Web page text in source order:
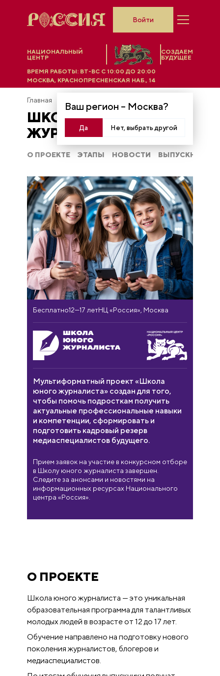
НАЦИОНАЛЬНЫЙ
ЦЕНТР
СОЗДАЕМ
БУДУЩЕЕ
Ваш регион – Москва?
Да Нет, выбрать другой
ВРЕМЯ РАБОТЫ: ВТ-ВС C 10:00 ДО 20:00
МОСКВА, КРАСНОПРЕСНЕНСКАЯ НАБ., 14
Войти
Главная
ШКОЛА ЮНОГО
ЖУРНАЛИСТА
О ПРОЕКТЕ ЭТАПЫ НОВОСТИ ВЫПУСКНИКИ
Бесплатно12—17 летНЦ «Россия», Москва
Мультиформатный проект «Школа
юного журналиста» создан для того,
чтобы помочь подросткам получить
актуальные профессиональные навыки
и компетенции, сформировать и
подготовить кадровый резерв
медиаспециалистов будущего.
Прием заявок на участие в конкурсном отборе
в Школу юного журналиста завершен.
Следите за анонсами и новостями на
информационных ресурсах Национального
центра «Россия».
О ПРОЕКТЕ
Школа юного журналиста — это уникальная
образовательная программа для талантливых
молодых людей в возрасте от 12 до 17 лет.
Обучение направлено на подготовку нового
поколения журналистов, блогеров и
медиаспециалистов.